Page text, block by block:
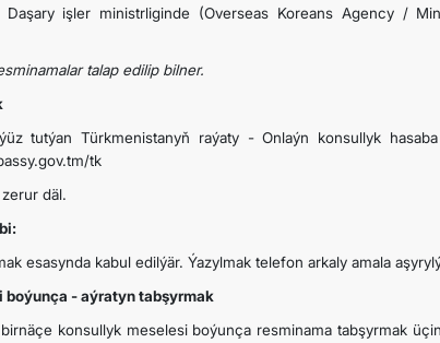
Daşary işler ministrliginde (Overseas Koreans Agency /
talap edilip bilner.
tutýan Türkmenistanyň raýaty - Onlaýn konsullyk
tk
däl.
esasynda kabul edilýär. Ýazylmak telefon arkaly amala
boýunça - aýratyn tabşyrmak
konsullyk meselesi boýunça resminama tabşyrmak